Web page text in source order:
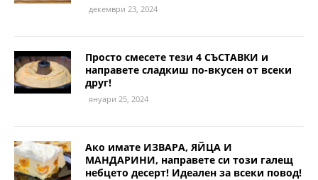
декември 23, 2024
Просто смесете тези 4 СЪСТАВКИ и
направете сладкиш по-вкусен от всеки
друг!
януари 25, 2024
Ако имате ИЗВАРА, ЯЙЦА И
МАНДАРИНИ, направете си този галещ
небцето десерт! Идеален за всеки повод!